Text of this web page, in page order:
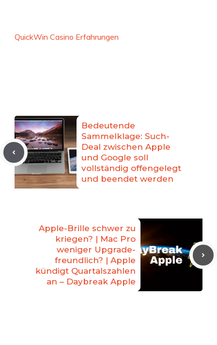
QuickWin Casino Erfahrungen
Bedeutende
Sammelklage: Such-
Deal zwischen Apple
und Google soll
vollständig offengelegt
und beendet werden
Apple-Brille schwer zu
kriegen? | Mac Pro
weniger Upgrade-
freundlich? | Apple
kündigt Quartalszahlen
an – Daybreak Apple